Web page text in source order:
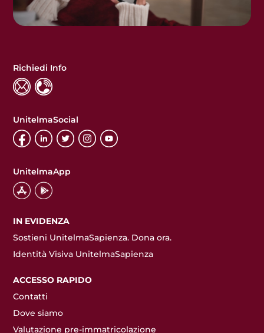
Richiedi Info
UnitelmaSocial
UnitelmaApp
IN EVIDENZA
Sostieni UnitelmaSapienza. Dona ora.
Identità Visiva UnitelmaSapienza
ACCESSO RAPIDO
Contatti
Dove siamo
Valutazione pre-immatricolazione